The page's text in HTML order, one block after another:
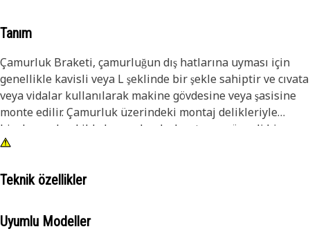
Tanım
Çamurluk Braketi, çamurluğun dış hatlarına uyması için
genellikle kavisli veya L şeklinde bir şekle sahiptir ve cıvata
veya vidalar kullanılarak makine gövdesine veya şasisine
monte edilir. Çamurluk üzerindeki montaj delikleriyle
hizalanacak şekilde konumlandırılmıştır ve güvenli bir
şekilde bağlantıya olanak tanır.
Özellikler
ve güvenilirlik için üretilmiştir
• Makinenin normal çalışması sırasında karşılaşabileceği
Teknik özellikler
Uyumlu Modeller